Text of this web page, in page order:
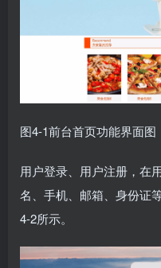
图4-1前台首页功能界面图
用户登录、用户注册，在
名、手机、邮箱、身份证
4-2所示。